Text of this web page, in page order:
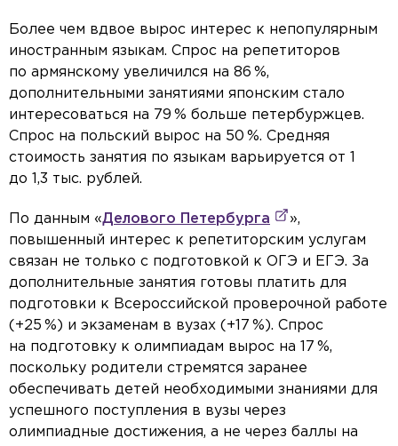
Более чем вдвое вырос интерес к непопулярным
иностранным языкам. Спрос на репетиторов
по армянскому увеличился на 86 %,
дополнительными занятиями японским стало
интересоваться на 79 % больше петербуржцев.
Спрос на польский вырос на 50 %. Средняя
стоимость занятия по языкам варьируется от 1
до 1,3 тыс. рублей.
По данным «Делового Петербурга
»,
повышенный интерес к репетиторским услугам
связан не только с подготовкой к ОГЭ и ЕГЭ. За
дополнительные занятия готовы платить для
подготовки к Всероссийской проверочной работе
(+25 %) и экзаменам в вузах (+17 %). Спрос
на подготовку к олимпиадам вырос на 17 %,
поскольку родители стремятся заранее
обеспечивать детей необходимыми знаниями для
успешного поступления в вузы через
олимпиадные достижения, а не через баллы на